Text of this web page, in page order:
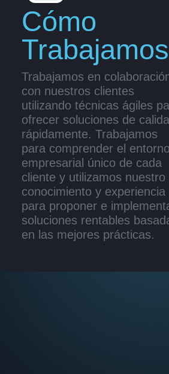
Cómo
Trabajamos
Trabajamos en
con nuestros clientes
utilizando técnicas ágiles
ofrecer soluciones de
rápidamente. Trabajamos
para comprender el entorno
empresarial único de cada
cliente y utilizamos nuestro
conocimiento y experiencia
para proponer e
soluciones rentables
en las mejores prácticas.